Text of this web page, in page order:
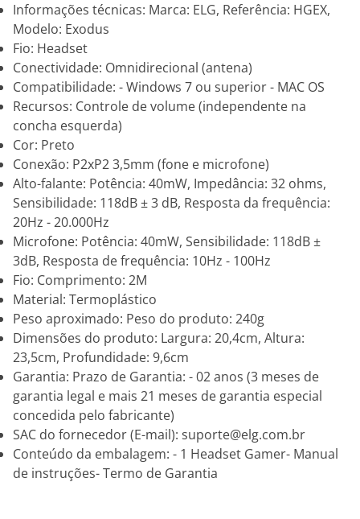
Informações técnicas: Marca: ELG, Referência: HGEX,
Modelo: Exodus
Fio: Headset
Conectividade: Omnidirecional (antena)
Compatibilidade: - Windows 7 ou superior - MAC OS
Recursos: Controle de volume (independente na
concha esquerda)
Cor: Preto
Conexão: P2xP2 3,5mm (fone e microfone)
Alto-falante: Potência: 40mW, Impedância: 32 ohms,
Sensibilidade: 118dB ± 3 dB, Resposta da frequência:
20Hz - 20.000Hz
Microfone: Potência: 40mW, Sensibilidade: 118dB ±
3dB, Resposta de frequência: 10Hz - 100Hz
Fio: Comprimento: 2M
Material: Termoplástico
Peso aproximado: Peso do produto: 240g
Dimensões do produto: Largura: 20,4cm, Altura:
23,5cm, Profundidade: 9,6cm
Garantia: Prazo de Garantia: - 02 anos (3 meses de
garantia legal e mais 21 meses de garantia especial
concedida pelo fabricante)
SAC do fornecedor (E-mail): suporte@elg.com.br
Conteúdo da embalagem: - 1 Headset Gamer- Manual
de instruções- Termo de Garantia